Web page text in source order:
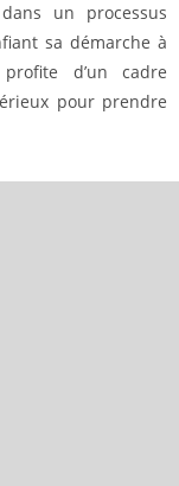
un processus
sa démarche à
d’un cadre
pour prendre